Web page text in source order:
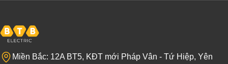
Miền Bắc: 12A BT5, KĐT mới Pháp Vân - Tứ Hiệp, Yên